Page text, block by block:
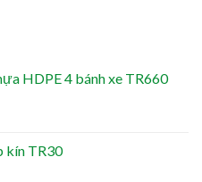
HDPE 4 bánh xe TR660
kín TR30